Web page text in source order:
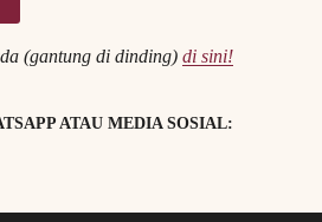
(gantung di dinding) di sini!
ATAU MEDIA SOSIAL: